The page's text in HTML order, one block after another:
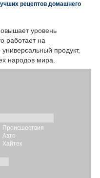
рецептов домашнего
уровень
работает на
продукт,
народов мира.
Происшествия
Авто
Хайтек